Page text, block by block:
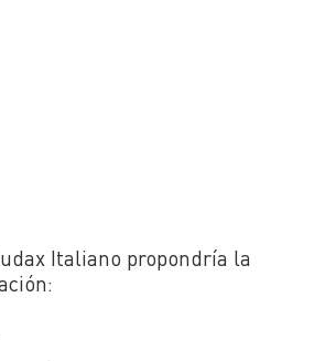
Italiano propondría la